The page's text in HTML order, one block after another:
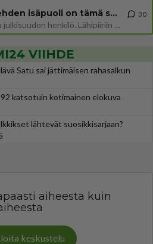
Tiesitkö? Martina Aitolehden isäpuoli on tämä suosittu laulaja
Martina Aitolehti on seurattu julkisuuden henkilö. Lähipiiriin mahtuu muitakin tunnettuja henkilöitä. Tiesitkö, että Ma
30
VIIHDE
Satu sai jättimäisen rahasalkun
katsotuin kotimainen elokuva
lähtevät suosikkisarjaan?
aiheesta kuin
keskustelu